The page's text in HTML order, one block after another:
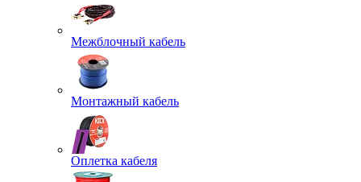
Межблочный кабель
Монтажный кабель
Оплетка кабеля